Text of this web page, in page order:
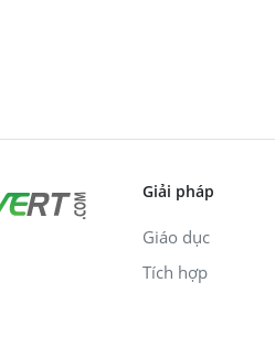
Giải pháp
Giáo dục
Tích hợp